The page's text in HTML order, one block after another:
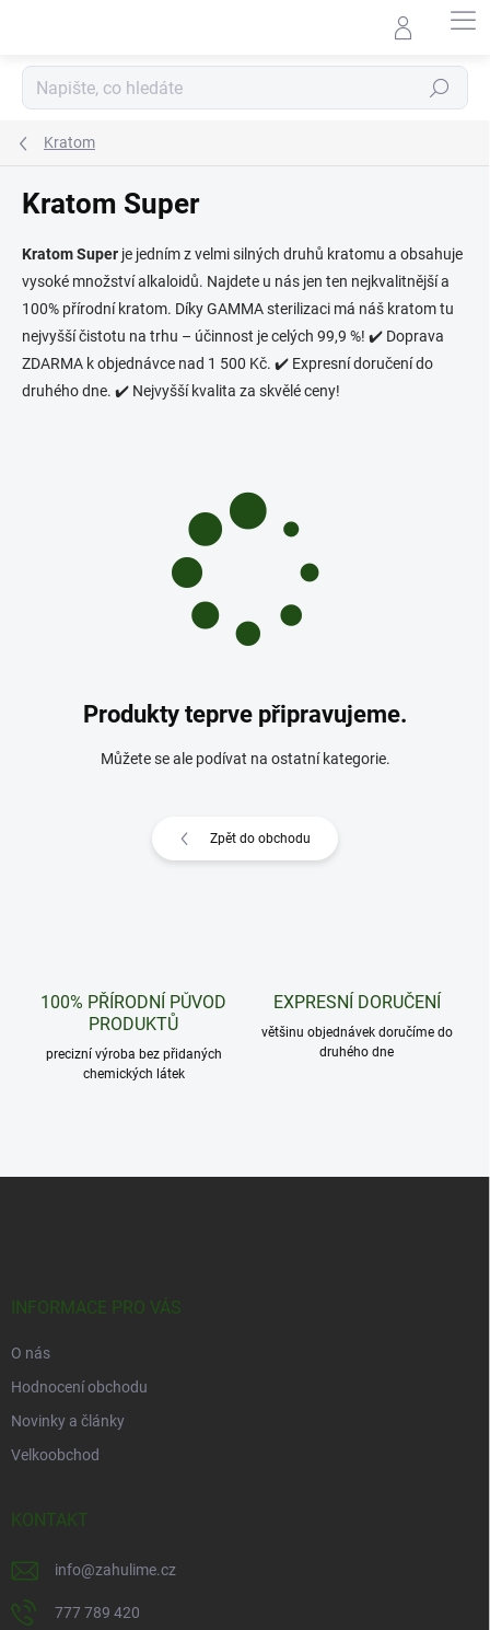
Hledat
Kratom
Kratom Super
Kratom Super je jedním z velmi silných druhů kratomu a obsahuje
vysoké množství alkaloidů. Najdete u nás jen ten nejkvalitnější a
100% přírodní kratom. Díky GAMMA sterilizaci má náš kratom tu
nejvyšší čistotu na trhu – účinnost je celých 99,9 %! ✔️ Doprava
ZDARMA k objednávce nad 1 500 Kč. ✔️ Expresní doručení do
druhého dne. ✔️ Nejvyšší kvalita za skvělé ceny!
Produkty teprve připravujeme.
Můžete se ale podívat na ostatní kategorie.
Zpět do obchodu
100% PŘÍRODNÍ PŮVOD
PRODUKTŮ
precizní výroba bez přidaných
chemických látek
EXPRESNÍ DORUČENÍ
většinu objednávek doručíme do
druhého dne
INFORMACE PRO VÁS
O nás
Hodnocení obchodu
Novinky a články
Velkoobchod
KONTAKT
info@zahulime.cz
777 789 420